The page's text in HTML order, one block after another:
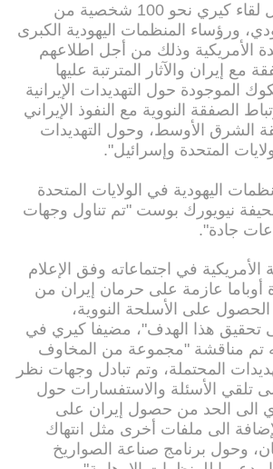
ويدور الحديث حول لقاء كيري نحو 100 شخصية من
ورؤساء المنظمات اليهودية الكبرى
الأمريكية وذلك من أجل اطلاعهم
مع إيران والآثار المترتبة عليها
الموجودة حول التهديدات الإيرانية
الصفقة النووية مع النفوذ الإيراني
الشرق الأوسط، وحول التهديدات
المتحدة وإسرائيل".
اليهودية في الولايات المتحدة
نيويورك بوست "تم تناول وجهات
جادة".
الأمريكية في اجتماعاته وفق الإعلام
أوباما عازمة على حرمان إيران من
على الأسلحة النووية،
تحقيق هذا الهدف"، مضيفا كيري في
تم مناقشة "مجموعة من المخاوف
المحتملة، وتم تبادل وجهات نظر
تلقي الأسئلة والاستفسارات حول
الى الحد من حصول إيران على
الى ملفات أخرى مثل انتهاك
وحول برنامج صناعة الصواريخ